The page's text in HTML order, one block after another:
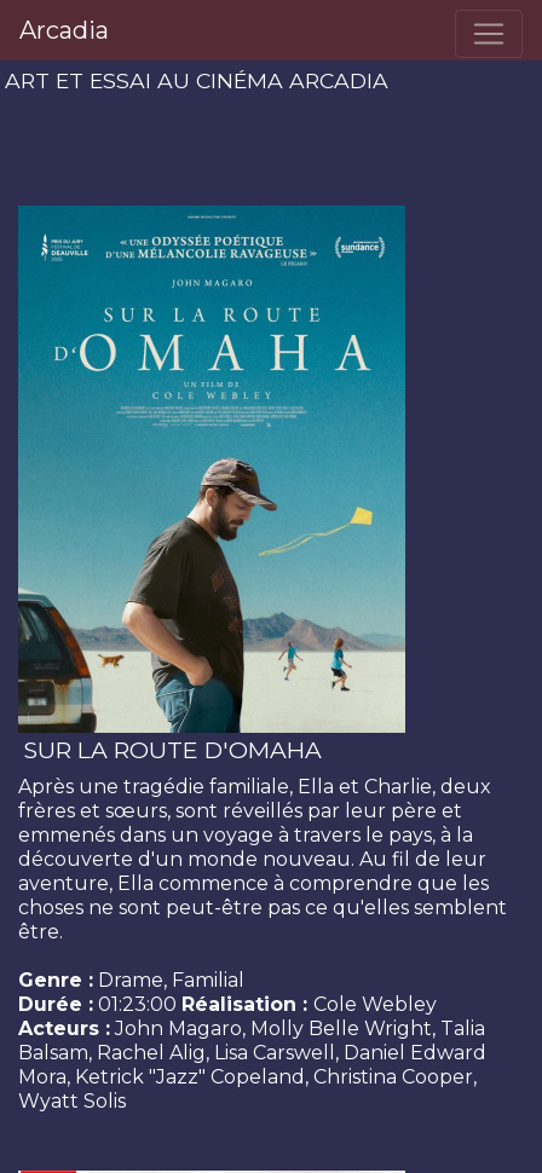
Arcadia
ART ET ESSAI AU CINÉMA ARCADIA
SUR LA ROUTE D'OMAHA
Après une tragédie familiale, Ella et Charlie, deux
frères et sœurs, sont réveillés par leur père et
emmenés dans un voyage à travers le pays, à la
découverte d'un monde nouveau. Au fil de leur
aventure, Ella commence à comprendre que les
choses ne sont peut-être pas ce qu'elles semblent
être.
Genre : Drame, Familial
Durée : 01:23:00 Réalisation : Cole Webley
Acteurs :John Magaro, Molly Belle Wright, Talia
Balsam, Rachel Alig, Lisa Carswell, Daniel Edward
Mora, Ketrick "Jazz" Copeland, Christina Cooper,
Wyatt Solis